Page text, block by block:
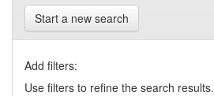
Start a new search
Add filters:
Use filters to refine the search results.